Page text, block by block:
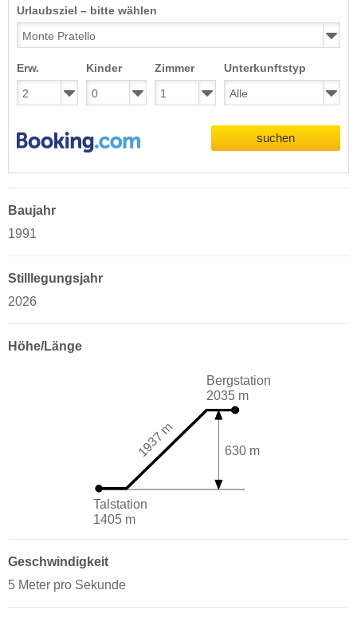
Urlaubsziel – bitte wählen
Erw. Kinder Zimmer Unterkunftstyp
suchen
Baujahr
1991
Stilllegungsjahr
2026
Höhe/Länge
Talstation
1405 m
Bergstation
2035 m
630 m
1937 m
Geschwindigkeit
5 Meter pro Sekunde